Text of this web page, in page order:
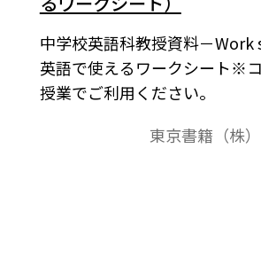
中学校英語科教授資料－Work
英語で使えるワークシート※コ
授業でご利用ください。
東京書籍（株